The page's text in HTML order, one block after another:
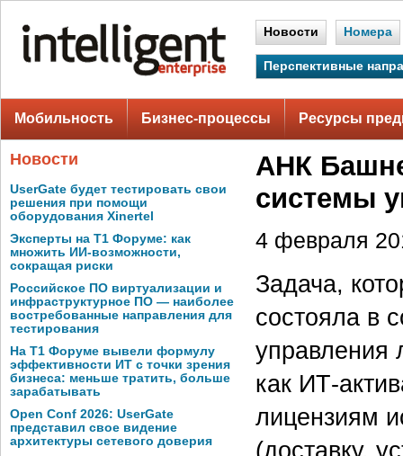
Новости Номера
Перспективные
Мобильность Бизнес-процессы Ресурсы
Новости
UserGate будет тестировать свои
решения при помощи
оборудования Xinertel
Эксперты на Т1 Форуме: как
множить ИИ-возможности,
сокращая риски
Российское ПО виртуализации и
инфраструктурное ПО — наиболее
востребованные направления для
тестирования
На Т1 Форуме вывели формулу
эффективности ИТ с точки зрения
бизнеса: меньше тратить, больше
зарабатывать
Open Conf 2026: UserGate
представил свое видение
архитектуры сетевого доверия
АНК
системы
4 февраля
Задача,
состояла в
управления
как ИТ-
лицензиям
(доставку,